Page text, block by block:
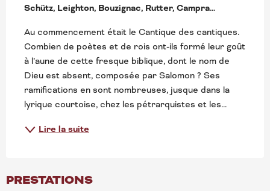
Schütz, Leighton, Bouzignac, Rutter, Campra…
Au commencement était le Cantique des cantiques.
Combien de poètes et de rois ont-ils formé leur goût
à l’aune de cette fresque biblique, dont le nom de
Dieu est absent, composée par Salomon ? Ses
ramifications en sont nombreuses, jusque dans la
lyrique courtoise, chez les pétrarquistes et les...
Lire la suite
PRESTATIONS